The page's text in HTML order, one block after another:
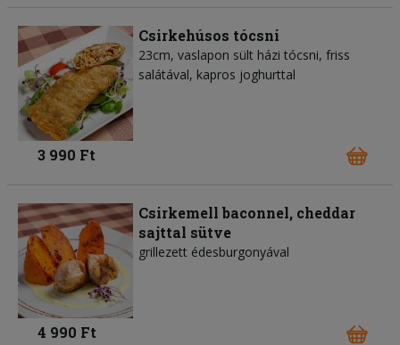
Csirkehúsos tócsni
23cm, vaslapon sült házi tócsni, friss
salátával, kapros joghurttal
3 990 Ft
Csirkemell baconnel, cheddar
sajttal sütve
grillezett édesburgonyával
4 990 Ft